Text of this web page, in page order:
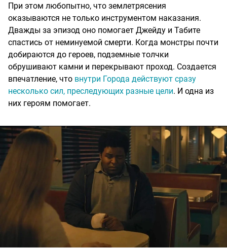
При этом любопытно, что землетрясения
оказываются не только инструментом наказания.
Дважды за эпизод оно помогает Джейду и Табите
спастись от неминуемой смерти. Когда монстры почти
добираются до героев, подземные толчки
обрушивают камни и перекрывают проход. Создается
впечатление, что внутри Города действуют сразу
несколько сил, преследующих разные цели. И одна из
них героям помогает.